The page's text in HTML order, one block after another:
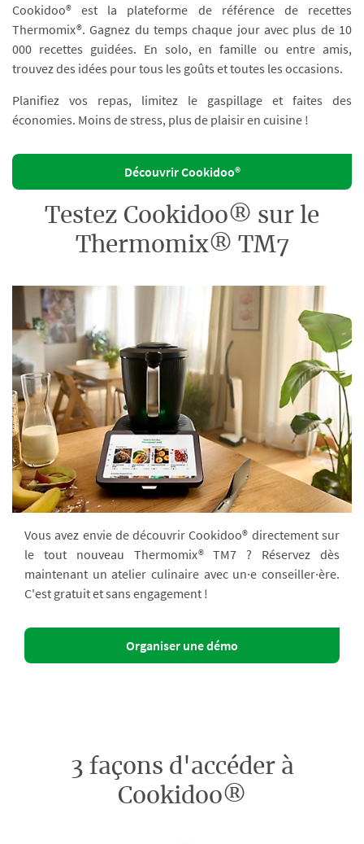
Cookidoo® est la plateforme de référence de recettes
Thermomix®. Gagnez du temps chaque jour avec plus de 10
000 recettes guidées. En solo, en famille ou entre amis,
trouvez des idées pour tous les goûts et toutes les occasions.
Planifiez vos repas, limitez le gaspillage et faites des
économies. Moins de stress, plus de plaisir en cuisine !
Découvrir Cookidoo®
Testez Cookidoo® sur le
Thermomix® TM7
Vous avez envie de découvrir Cookidoo® directement sur
le tout nouveau Thermomix® TM7 ? Réservez dès
maintenant un atelier culinaire avec un·e conseiller·ère.
C'est gratuit et sans engagement !
Organiser une démo
3 façons d'accéder à
Cookidoo®